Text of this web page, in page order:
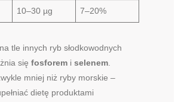
10–30 µg 7–20%
na tle innych ryb słodkowodnych
sięfosforem iselenem
mniej niż ryby morskie –
dietę produktami